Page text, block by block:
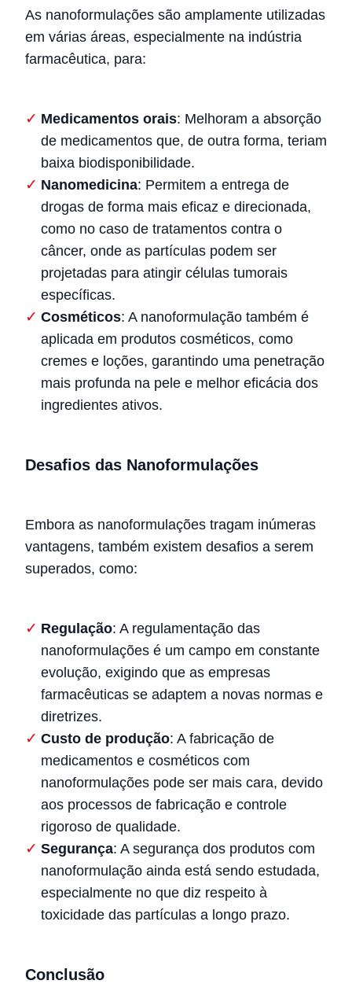
As nanoformulações são amplamente utilizadas
em várias áreas, especialmente na indústria
farmacêutica, para:
Medicamentos orais: Melhoram a absorção
de medicamentos que, de outra forma, teriam
baixa biodisponibilidade.
Nanomedicina: Permitem a entrega de
drogas de forma mais eficaz e direcionada,
como no caso de tratamentos contra o
câncer, onde as partículas podem ser
projetadas para atingir células tumorais
específicas.
Cosméticos: A nanoformulação também é
aplicada em produtos cosméticos, como
cremes e loções, garantindo uma penetração
mais profunda na pele e melhor eficácia dos
ingredientes ativos.
Desafios das Nanoformulações
Embora as nanoformulações tragam inúmeras
vantagens, também existem desafios a serem
superados, como:
Regulação: A regulamentação das
nanoformulações é um campo em constante
evolução, exigindo que as empresas
farmacêuticas se adaptem a novas normas e
diretrizes.
Custo de produção: A fabricação de
medicamentos e cosméticos com
nanoformulações pode ser mais cara, devido
aos processos de fabricação e controle
rigoroso de qualidade.
Segurança: A segurança dos produtos com
nanoformulação ainda está sendo estudada,
especialmente no que diz respeito à
toxicidade das partículas a longo prazo.
Conclusão